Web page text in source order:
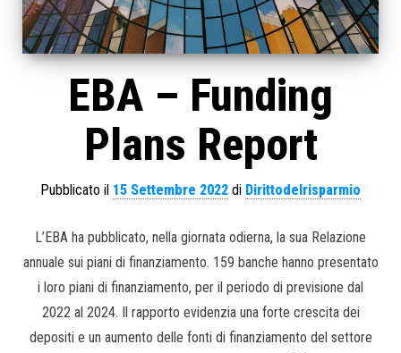
EBA – Funding
Plans Report
Pubblicato il 15 Settembre 2022 di Dirittodelrisparmio
L’EBA ha pubblicato, nella giornata odierna, la sua Relazione
annuale sui piani di finanziamento. 159 banche hanno presentato
i loro piani di finanziamento, per il periodo di previsione dal
2022 al 2024. Il rapporto evidenzia una forte crescita dei
depositi e un aumento delle fonti di finanziamento del settore